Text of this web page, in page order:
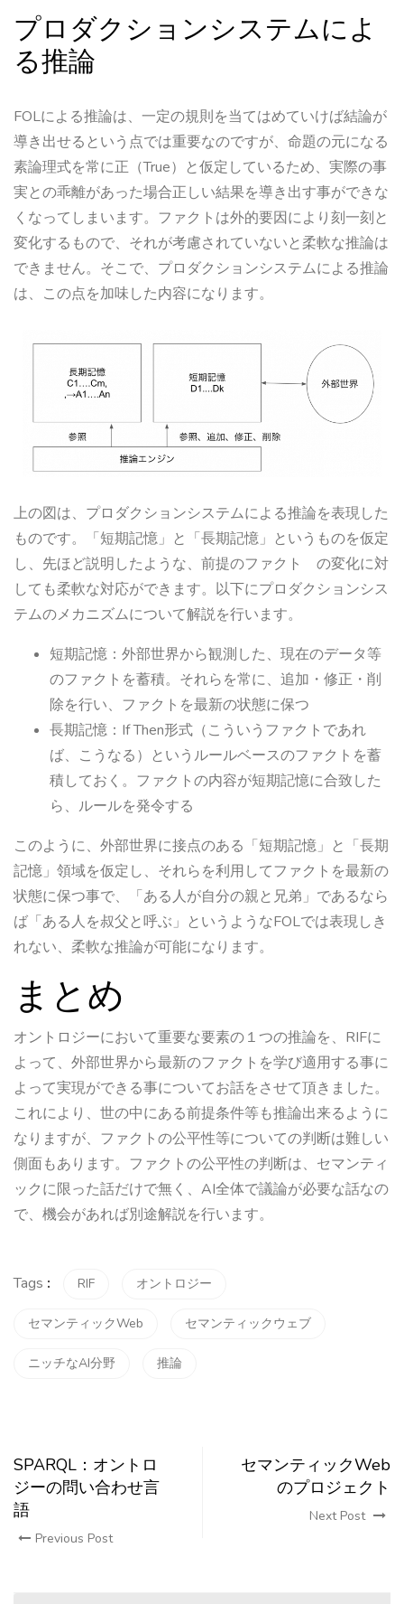
プロダクションシステムによ
る推論
FOLによる推論は、一定の規則を当てはめていけば結論が
導き出せるという点では重要なのですが、命題の元になる
素論理式を常に正（True）と仮定しているため、実際の事
実との乖離があった場合正しい結果を導き出す事ができな
くなってしまいます。ファクトは外的要因により刻一刻と
変化するもので、それが考慮されていないと柔軟な推論は
できません。そこで、プロダクションシステムによる推論
は、この点を加味した内容になります。
上の図は、プロダクションシステムによる推論を表現した
ものです。「短期記憶」と「長期記憶」というものを仮定
し、先ほど説明したような、前提のファクト の変化に対
しても柔軟な対応ができます。以下にプロダクションシス
テムのメカニズムについて解説を行います。
短期記憶：外部世界から観測した、現在のデータ等
のファクトを蓄積。それらを常に、追加・修正・削
除を行い、ファクトを最新の状態に保つ
長期記憶：If Then形式（こういうファクトであれ
ば、こうなる）というルールベースのファクトを蓄
積しておく。ファクトの内容が短期記憶に合致した
ら、ルールを発令する
このように、外部世界に接点のある「短期記憶」と「長期
記憶」領域を仮定し、それらを利用してファクトを最新の
状態に保つ事で、
「ある人が自分の親と兄弟」であるなら
ば「ある人を叔父と呼ぶ」というようなFOLでは表現しき
れない、柔軟な推論が可能になります。
まとめ
オントロジーにおいて重要な要素の１つの推論を、RIFに
よって、外部世界から最新のファクトを学び適用する事に
よって実現ができる事についてお話をさせて頂きました。
これにより、世の中にある前提条件等も推論出来るように
なりますが、ファクトの公平性等についての判断は難しい
側面もあります。ファクトの公平性の判断は、セマンティ
ックに限った話だけで無く、AI全体で議論が必要な話なの
で、機会があれば別途解説を行います。
Tags : RIF オントロジー
セマンティックWeb セマンティックウェブ
ニッチなAI分野 推論
SPARQL：オントロ
ジーの問い合わせ言
語
Previous Post
セマンティックWeb
のプロジェクト
Next Post